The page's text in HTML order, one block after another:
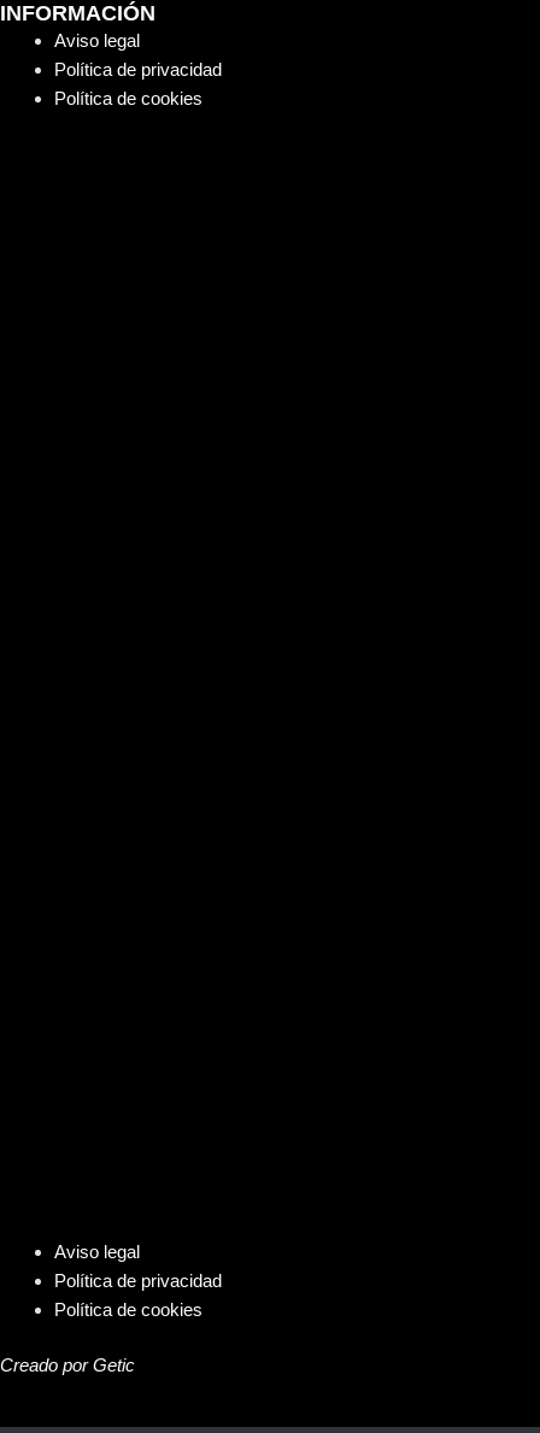
INFORMACIÓN
Aviso legal
Política de privacidad
Política de cookies
Aviso legal
Política de privacidad
Política de cookies
Creado por Getic